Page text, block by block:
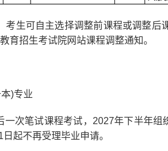
生可自主选择调整前课程或调整后
育招生考试院网站课程调整通知。
)专业
笔试课程考试，2027年下半年组
起不再受理毕业申请。